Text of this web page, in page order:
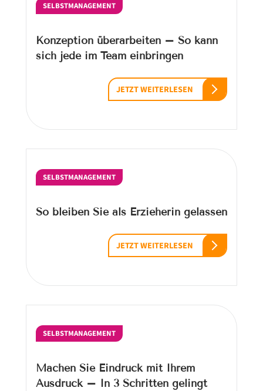
SELBSTMANAGEMENT
Konzeption überarbeiten – So kann
sich jede im Team einbringen
JETZT WEITERLESEN
SELBSTMANAGEMENT
So bleiben Sie als Erzieherin gelassen
JETZT WEITERLESEN
SELBSTMANAGEMENT
Machen Sie Eindruck mit Ihrem
Ausdruck – In 3 Schritten gelingt